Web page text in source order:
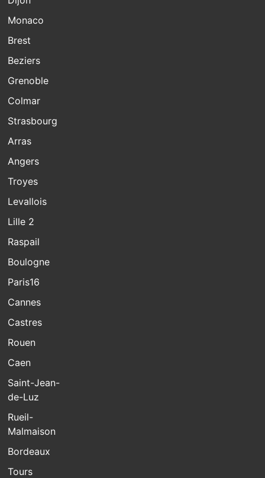
Monaco
Brest
Beziers
Grenoble
Colmar
Strasbourg
Arras
Angers
Troyes
Levallois
Lille 2
Raspail
Boulogne
Paris16
Cannes
Castres
Rouen
Caen
Saint-Jean-
de-Luz
Rueil-
Malmaison
Bordeaux
Tours